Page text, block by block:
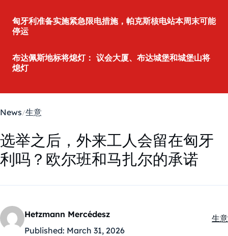
匈牙利准备实施紧急限电措施，帕克斯核电站本周末可能
停运
布达佩斯地标将熄灯： 议会大厦、布达城堡和城堡山将
熄灯
News 生意
选举之后，外来工人会留在匈牙
利吗？欧尔班和马扎尔的承诺
Hetzmann Mercédesz
Published: March 31, 2026
生意